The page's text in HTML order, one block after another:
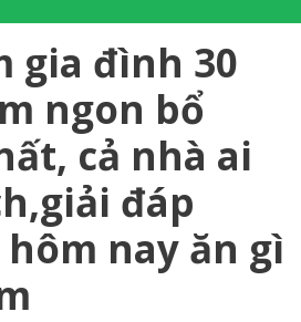
gia đình 30
ngon bổ
cả nhà ai
đáp
nay ăn gì